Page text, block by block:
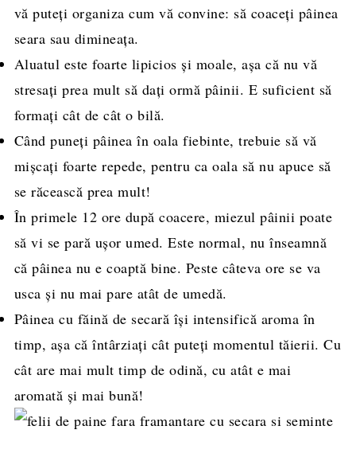
vă puteți organiza cum vă convine: să coaceți pâinea
seara sau dimineața.
Aluatul este foarte lipicios și moale, așa că nu vă
stresați prea mult să dați ormă pâinii. E suficient să
formați cât de cât o bilă.
Când puneți pâinea în oala fiebinte, trebuie să vă
mișcați foarte repede, pentru ca oala să nu apuce să
se răcească prea mult!
În primele 12 ore după coacere, miezul pâinii poate
să vi se pară ușor umed. Este normal, nu înseamnă
că pâinea nu e coaptă bine. Peste câteva ore se va
usca și nu mai pare atât de umedă.
Pâinea cu făină de secară își intensifică aroma în
timp, așa că întârziați cât puteți momentul tăierii. Cu
cât are mai mult timp de odină, cu atât e mai
aromată și mai bună!